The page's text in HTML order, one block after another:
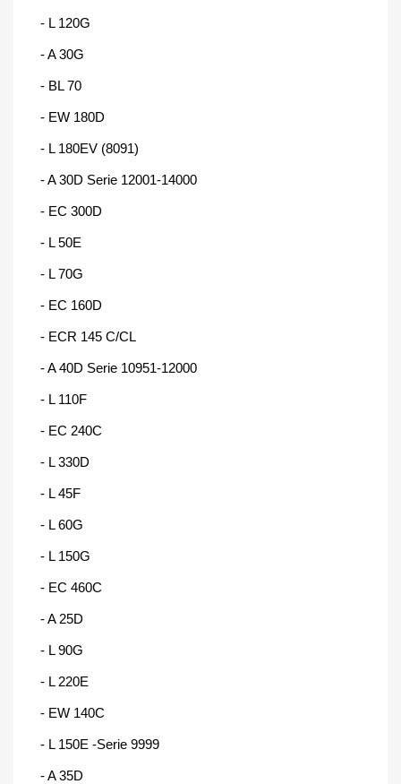
- L 120G
- A 30G
- BL 70
- EW 180D
- L 180EV (8091)
- A 30D Serie 12001-14000
- EC 300D
- L 50E
- L 70G
- EC 160D
- ECR 145 C/CL
- A 40D Serie 10951-12000
- L 110F
- EC 240C
- L 330D
- L 45F
- L 60G
- L 150G
- EC 460C
- A 25D
- L 90G
- L 220E
- EW 140C
- L 150E -Serie 9999
- A 35D